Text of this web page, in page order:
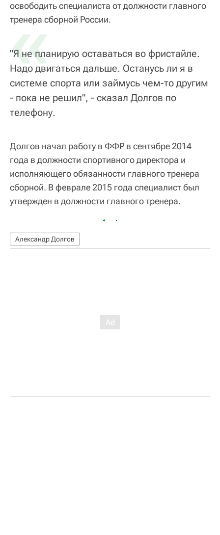
освободить специалиста от должности главного
тренера сборной России.
«
"Я не планирую оставаться во фристайле.
Надо двигаться дальше. Останусь ли я в
системе спорта или займусь чем-то другим
- пока не решил", - сказал Долгов по
телефону.
Долгов начал работу в ФФР в сентябре 2014
года в должности спортивного директора и
исполняющего обязанности главного тренера
сборной. В феврале 2015 года специалист был
утвержден в должности главного тренера.
Александр Долгов